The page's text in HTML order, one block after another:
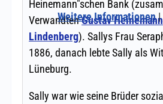
Weitere Informationen|